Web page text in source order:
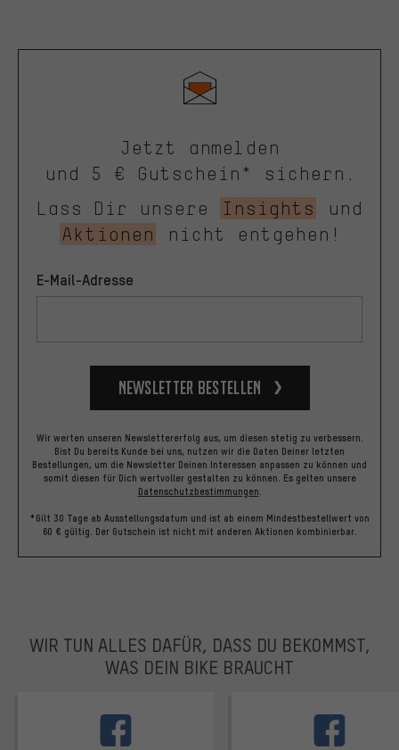
Jetzt anmelden
und 5 € Gutschein* sichern.
Lass Dir unsere
Insights
und
Aktionen
nicht entgehen!
E-Mail-Adresse
Newsletter bestellen
Wir werten unseren Newslettererfolg aus, um diesen stetig zu verbessern.
Bist Du bereits Kunde bei uns, nutzen wir die Daten Deiner letzten
Bestellungen, um die Newsletter Deinen Interessen anpassen zu können und
somit diesen für Dich wertvoller gestalten zu können. Es gelten unsere
Datenschutzbestimmungen
*Gilt 30 Tage ab Ausstellungsdatum und ist ab einem Mindestbestellwert von
60 € gültig. Der Gutschein ist nicht mit anderen Aktionen kombinierbar.
WIR TUN ALLES DAFÜR, DASS DU BEKOMMST,
WAS DEIN BIKE BRAUCHT